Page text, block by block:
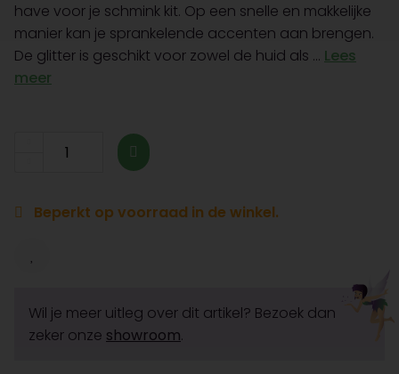
have voor je schmink kit. Op een snelle en makkelijke
manier kan je sprankelende accenten aan brengen.
De glitter is geschikt voor zowel de huid als ... Lees
meer
Beperkt op voorraad in de winkel.
Wil je meer uitleg over dit artikel? Bezoek dan
zeker onze showroom.